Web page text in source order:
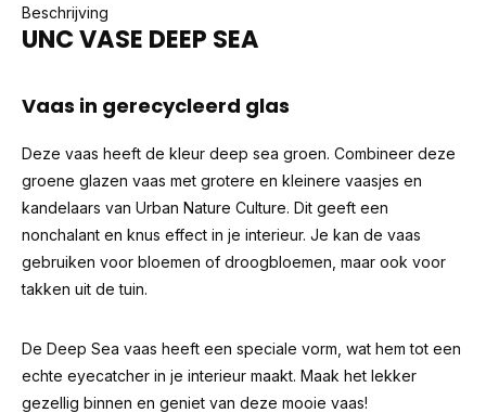
Beschrijving
UNC VASE DEEP SEA
Vaas in gerecycleerd glas
Deze vaas heeft de kleur deep sea groen. Combineer deze
groene glazen vaas met grotere en kleinere vaasjes en
kandelaars van Urban Nature Culture. Dit geeft een
nonchalant en knus effect in je interieur. Je kan de vaas
gebruiken voor bloemen of droogbloemen, maar ook voor
takken uit de tuin.
De Deep Sea vaas heeft een speciale vorm, wat hem tot een
echte eyecatcher in je interieur maakt. Maak het lekker
gezellig binnen en geniet van deze mooie vaas!